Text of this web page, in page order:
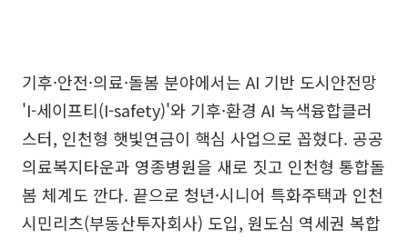
기후·안전·의료·돌봄 분야에서는 AI 기반 도시안전망
'I-세이프티(I-safety)'와 기후·환경 AI 녹색융합클러
스터, 인천형 햇빛연금이 핵심 사업으로 꼽혔다. 공공
의료복지타운과 영종병원을 새로 짓고 인천형 통합돌
봄 체계도 깐다. 끝으로 청년·시니어 특화주택과 인천
시민리츠(부동산투자회사) 도입, 원도심 역세권 복합